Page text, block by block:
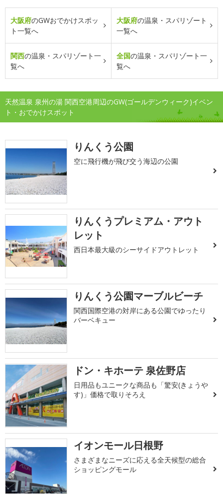
大阪府のGWおでかけスポッ
ト一覧へ
大阪府の温泉・スパリゾート
一覧へ
関西の温泉・スパリゾート一
覧へ
全国の温泉・スパリゾート一
覧へ
天然温泉 泉州の湯 関西空港周辺のGW(ゴールデンウィーク)イベン
ト・おでかけスポット
りんくう公園
空に飛行機が飛び交う海辺の公園
りんくうプレミアム・アウト
レット
西日本最大級のシーサイドアウトレット
りんくう公園マーブルビーチ
関西国際空港の対岸にある公園でゆったり
バーベキュー
ドン・キホーテ 泉佐野店
日用品もユニークな商品も「驚安(きょうや
す)」価格で取りそろえ
イオンモール日根野
さまざまなニーズに応える全天候型の総合
ショッピングモール